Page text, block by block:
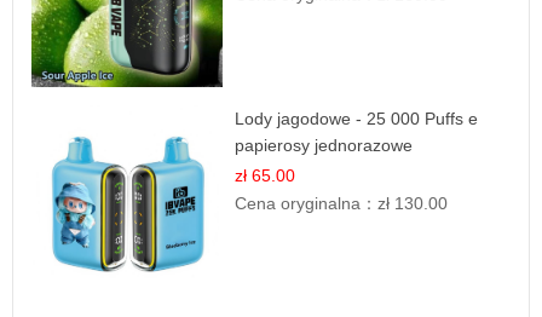
Lody jagodowe - 25 000 Puffs e
papierosy jednorazowe
zł 65.00
Cena oryginalna：zł 130.00